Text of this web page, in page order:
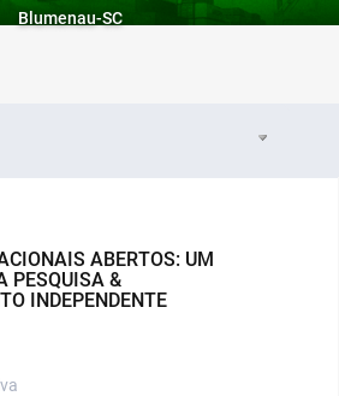
Blumenau-SC
ABERTOS: UM
PESQUISA &
INDEPENDENTE